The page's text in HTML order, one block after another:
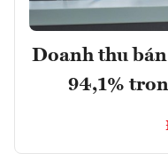
Doanh thu
94,1%